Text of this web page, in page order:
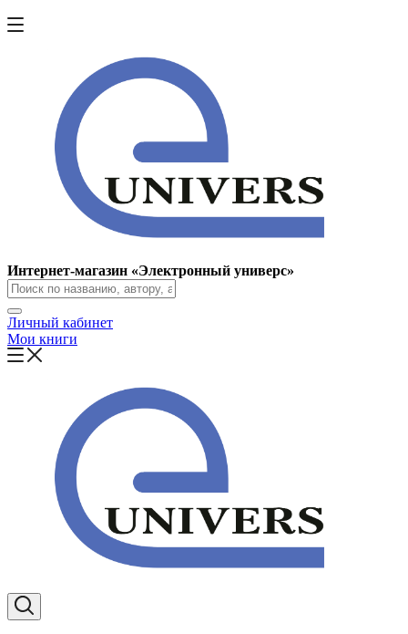
Интернет-магазин «Электронный универс»
Личный кабинет
Мои книги